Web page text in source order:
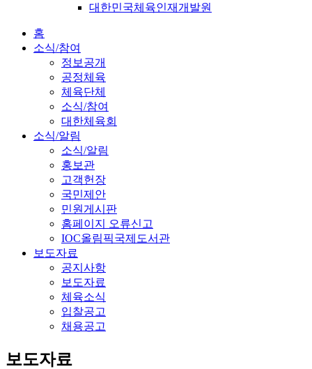
대한민국체육인재개발원
홈
소식/참여
정보공개
공정체육
체육단체
소식/참여
대한체육회
소식/알림
소식/알림
홍보관
고객헌장
국민제안
민원게시판
홈페이지 오류신고
IOC올림픽국제도서관
보도자료
공지사항
보도자료
체육소식
입찰공고
채용공고
보도자료